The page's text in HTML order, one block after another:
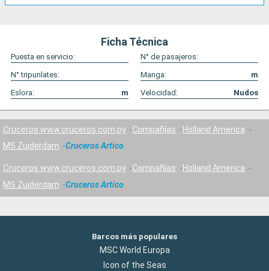
Ficha Técnica
Puesta en servicio:
N° de pasajeros:
N° tripunlates:
Manga:
m
Eslora:
m Velocidad: Nudos
Cruceros www.cruceros.com.py Compañías
Holland America
MS Zuiderdam
Cruceros Artico
Cruceros www.cruceros.com.py Compañías
Holland America
MS Zuiderdam
Cruceros Artico
Barcos más populares
MSC World Europa
Icon of the Seas